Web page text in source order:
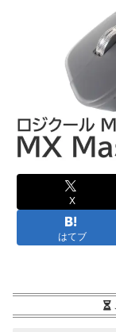
X
はてブ